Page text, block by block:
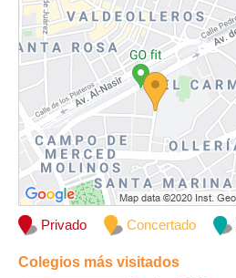
Privado Concertado
Colegios más visitados